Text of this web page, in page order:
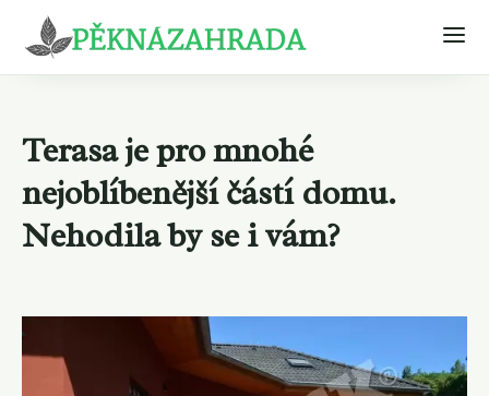
Terasa je pro mnohé
nejoblíbenější částí domu.
Nehodila by se i vám?